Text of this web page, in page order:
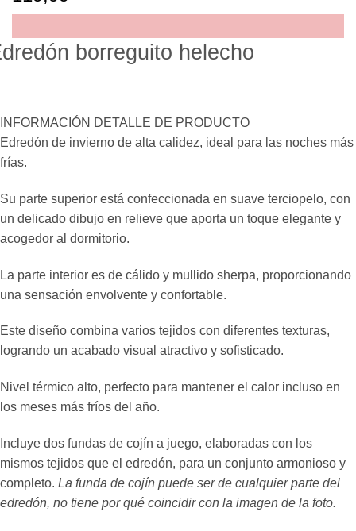
borreguito helecho
INFORMACIÓN DETALLE DE PRODUCTO
Edredón de invierno de alta calidez, ideal para las noches más
frías.
Su parte superior está confeccionada en suave terciopelo, con
un delicado dibujo en relieve que aporta un toque elegante y
acogedor al dormitorio.
La parte interior es de cálido y mullido sherpa, proporcionando
una sensación envolvente y confortable.
Este diseño combina varios tejidos con diferentes texturas,
logrando un acabado visual atractivo y sofisticado.
Nivel térmico alto, perfecto para mantener el calor incluso en
los meses más fríos del año.
Incluye dos fundas de cojín a juego, elaboradas con los
mismos tejidos que el edredón, para un conjunto armonioso y
completo. La funda de cojín puede ser de cualquier parte del
edredón, no tiene por qué coincidir con la imagen de la foto.